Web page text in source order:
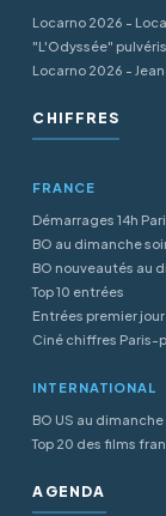
Locarno 2026 -
"L'Odyssée"
Locarno 2026 -
CHIFFRES
FRANCE
Démarrages 14h
BO au dimanche
BO nouveautés au
Top 10 entrées
Entrées premier jour
Ciné chiffres Paris-
INTERNATIONAL
BO US au dimanche
Top 20 des films
AGENDA